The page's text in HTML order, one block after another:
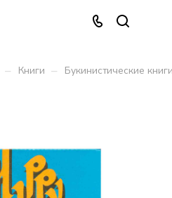
– Книги – Букинистические